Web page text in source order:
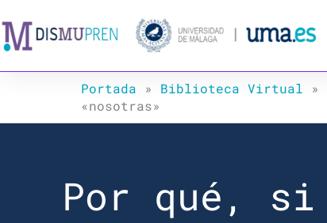
al
contenido
Portada » Biblioteca Virtual »
«nosotras»
Por qué, si